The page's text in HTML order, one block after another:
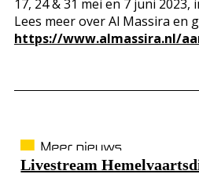
17, 24 & 31 mei en 7 juni
Lees meer over Al Massira en
https://www.almassira.nl/
Livestream